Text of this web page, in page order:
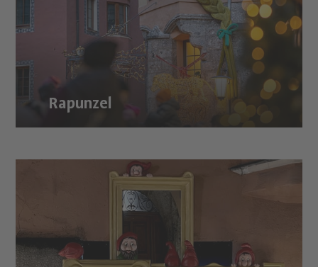
Rapunzel